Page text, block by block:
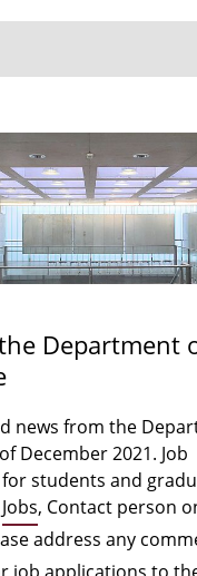
2024
Department
news from the
December 2021. Job
students and
Jobs, Contact person
address any